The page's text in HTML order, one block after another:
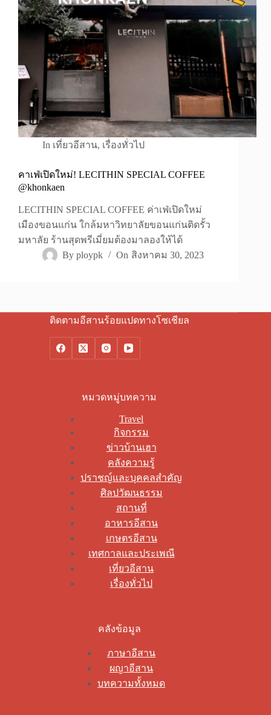
In เที่ยวอีสาน, เรื่องทั่วไป
คาเฟ่เปิดใหม่! LECITHIN SPECIAL COFFEE
@khonkaen
LECITHIN SPECIAL COFFEE ค่าเฟ่เปิดใหม่
เมืองขอนแก่น ใกล้มหาวิทยาลัยขอนแก่นติดรั้ว
มหาลัย ร้านสุดพรีเมี่ยมต้องมาลองให้ได้
By ploypk On สิงหาคม 30, 2023
ติดตามอีสานร้อยแปดทางโซเชียล
หมวดหมู่บทความ
Travel
กิจกรรม
ข่าวบ้านเฮา
คลังความรู้
ปราชญ์และบุคคลสำคัญ
ศิลปวัฒนธรรม
สถานที่
อาหารอีสาน
เกษตรอีสาน
เทศกาลและประเพณี
เที่ยวอีสาน
เรื่องทั่วไป
คลังข้อมูล
ภาษาอีสาน
ผญาอีสาน
บทความทั้งหมด